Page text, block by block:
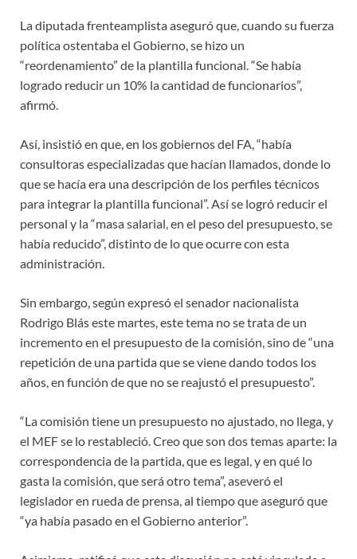
La diputada frenteamplista aseguró que, cuando su fuerza
política ostentaba el Gobierno, se hizo un
“reordenamiento” de la plantilla funcional. “Se había
logrado reducir un 10% la cantidad de funcionarios”,
afirmó.
Así, insistió en que, en los gobiernos del FA, “había
consultoras especializadas que hacían llamados, donde lo
que se hacía era una descripción de los perfiles técnicos
para integrar la plantilla funcional”. Así se logró reducir el
personal y la “masa salarial, en el peso del presupuesto, se
había reducido”, distinto de lo que ocurre con esta
administración.
Sin embargo, según expresó el senador nacionalista
Rodrigo Blás este martes, este tema no se trata de un
incremento en el presupuesto de la comisión, sino de “una
repetición de una partida que se viene dando todos los
años, en función de que no se reajustó el presupuesto”.
“La comisión tiene un presupuesto no ajustado, no llega, y
el MEF se lo restableció. Creo que son dos temas aparte: la
correspondencia de la partida, que es legal, y en qué lo
gasta la comisión, que será otro tema”, aseveró el
legislador en rueda de prensa, al tiempo que aseguró que
“ya había pasado en el Gobierno anterior”.